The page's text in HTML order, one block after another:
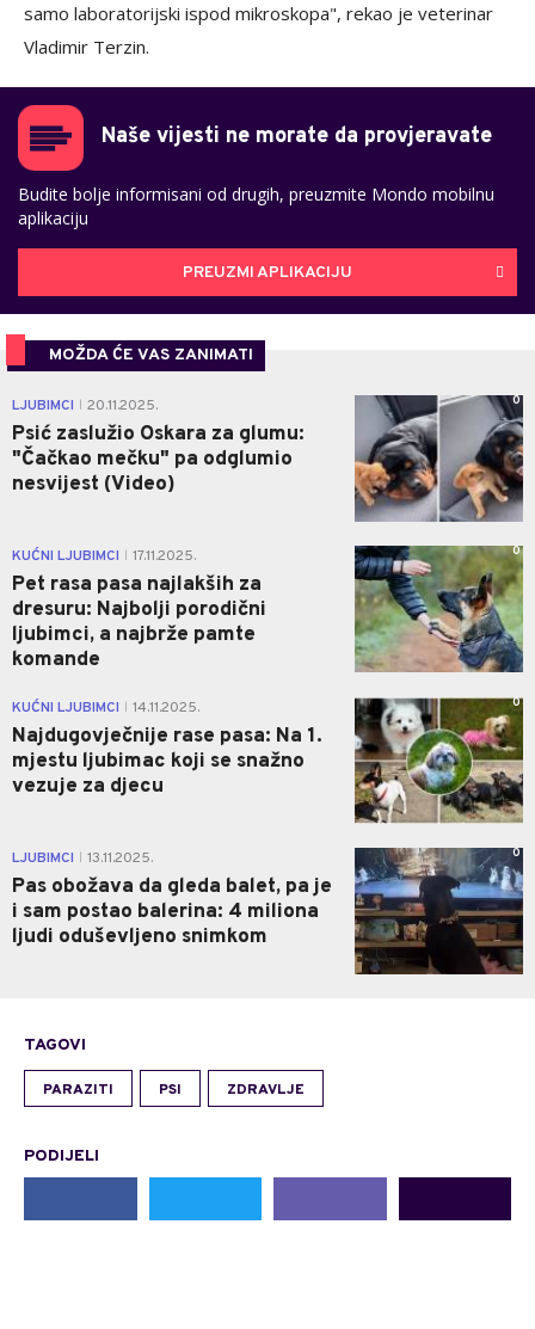
samo laboratorijski ispod mikroskopa", rekao je veterinar
Vladimir Terzin.
Naše vijesti ne morate da provjeravate
Budite bolje informisani od drugih, preuzmite Mondo mobilnu
aplikaciju
PREUZMI APLIKACIJU
MOŽDA ĆE VAS ZANIMATI
LJUBIMCI 20.11.2025.
Psić zaslužio Oskara za glumu:
"Čačkao mečku" pa odglumio
nesvijest (Video)
0
KUĆNI LJUBIMCI 17.11.2025.
Pet rasa pasa najlakših za
dresuru: Najbolji porodični
ljubimci, a najbrže pamte
komande
0
KUĆNI LJUBIMCI 14.11.2025.
Najdugovječnije rase pasa: Na 1.
mjestu ljubimac koji se snažno
vezuje za djecu
0
LJUBIMCI 13.11.2025.
Pas obožava da gleda balet, pa je
i sam postao balerina: 4 miliona
ljudi oduševljeno snimkom
0
TAGOVI
PARAZITI PSI ZDRAVLJE
PODIJELI